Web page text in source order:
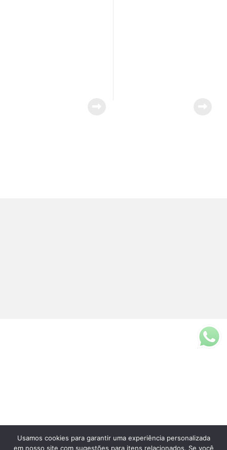
Fale Conosco
Usamos cookies para garantir uma experiência personalizada
em nosso site com sugestões para itens relacionados. Se você